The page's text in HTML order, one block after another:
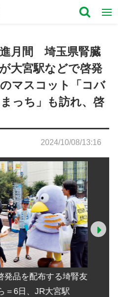
月間 埼玉県腎臓
大宮駅などで啓発
マスコット「コバ
っち」も訪れ、啓
2024/10/08/13:16
発品を配布する埼腎友
＝6日、JR大宮駅